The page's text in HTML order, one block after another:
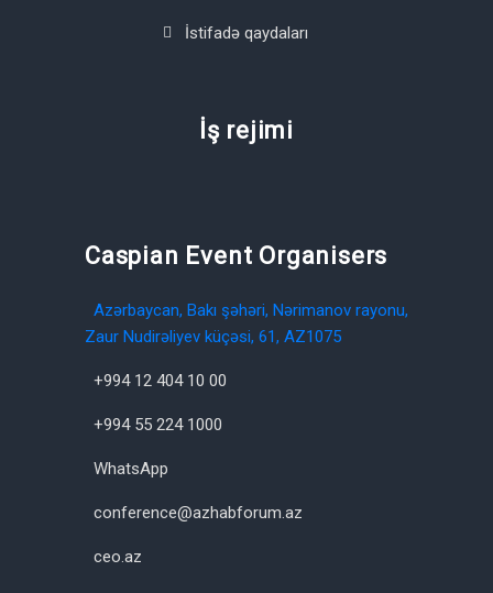
İstifadə qaydaları
İş rejimi
Caspian Event Organisers
Azərbaycan, Bakı şəhəri, Nərimanov rayonu,
Zaur Nudirəliyev küçəsi, 61, AZ1075
+994 12 404 10 00
+994 55 224 1000
WhatsApp
conference@azhabforum.az
ceo.az